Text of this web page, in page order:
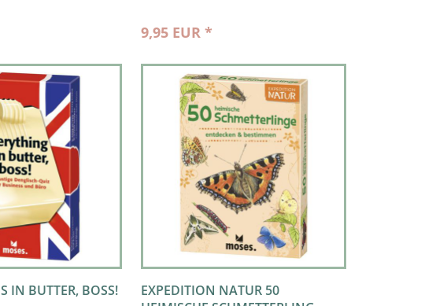
9,95 EUR *
IN BUTTER, BOSS!
EXPEDITION NATUR 50